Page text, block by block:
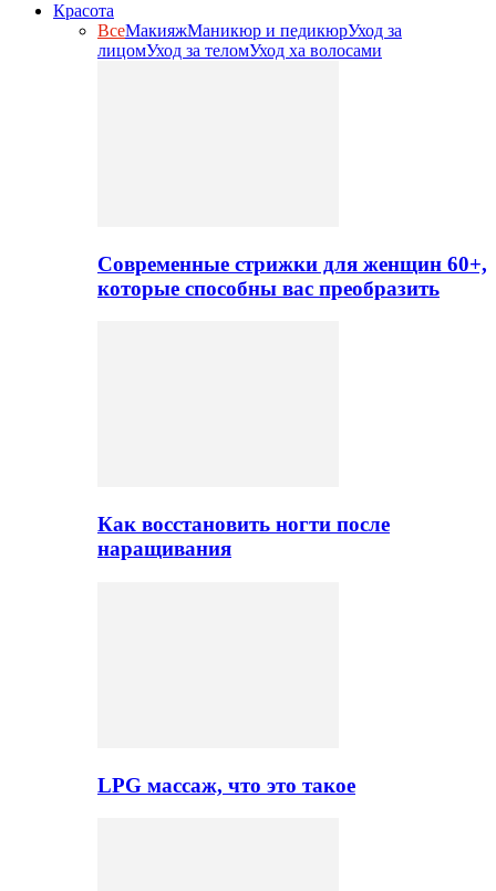
Красота
ВсеМакияжМаникюр и педикюрУход за
лицомУход за теломУход ха волосами
Современные стрижки для женщин 60+,
которые способны вас преобразить
Как восстановить ногти после
наращивания
LPG массаж, что это такое